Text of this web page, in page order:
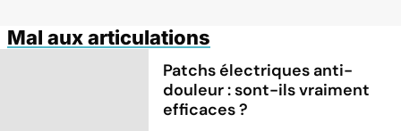
Mal aux articulations
Patchs électriques anti-
douleur : sont-ils vraiment
efficaces ?